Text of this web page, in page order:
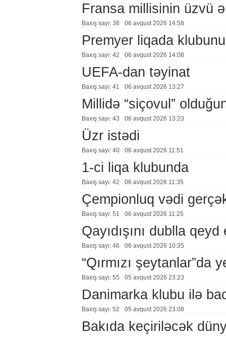
Fransa millisinin üzvü
Baxış sayı: 38 06 avqust 2026 14:58
Premyer liqada
Baxış sayı: 42 06 avqust 2026 14:08
UEFA-dan təyinat
Baxış sayı: 41 06 avqust 2026 13:27
Millidə “siçovul”
Baxış sayı: 43 06 avqust 2026 13:23
Üzr istədi
Baxış sayı: 40 06 avqust 2026 11:51
1-ci liqa klubunda
Baxış sayı: 42 06 avqust 2026 11:35
Çempionluq vədi
Baxış sayı: 51 06 avqust 2026 11:25
Qayıdışını dublla qeyd
Baxış sayı: 46 06 avqust 2026 10:35
“Qırmızı şeytanlar”da
Baxış sayı: 55 05 avqust 2026 23:23
Danimarka klubu ilə
Baxış sayı: 52 05 avqust 2026 23:08
Bakıda keçiriləcək